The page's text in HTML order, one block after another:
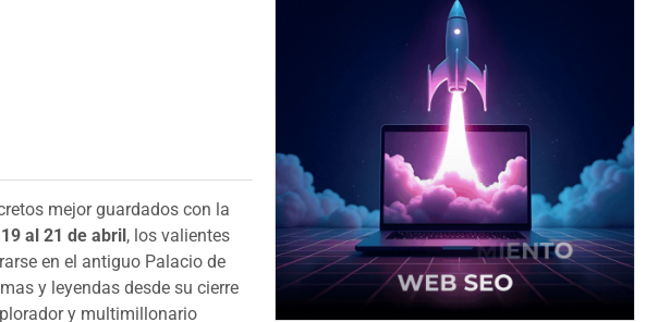
mejor guardados con la
19 al 21 de abril, los valientes
en el antiguo Palacio de
y leyendas desde su cierre
y multimillonario